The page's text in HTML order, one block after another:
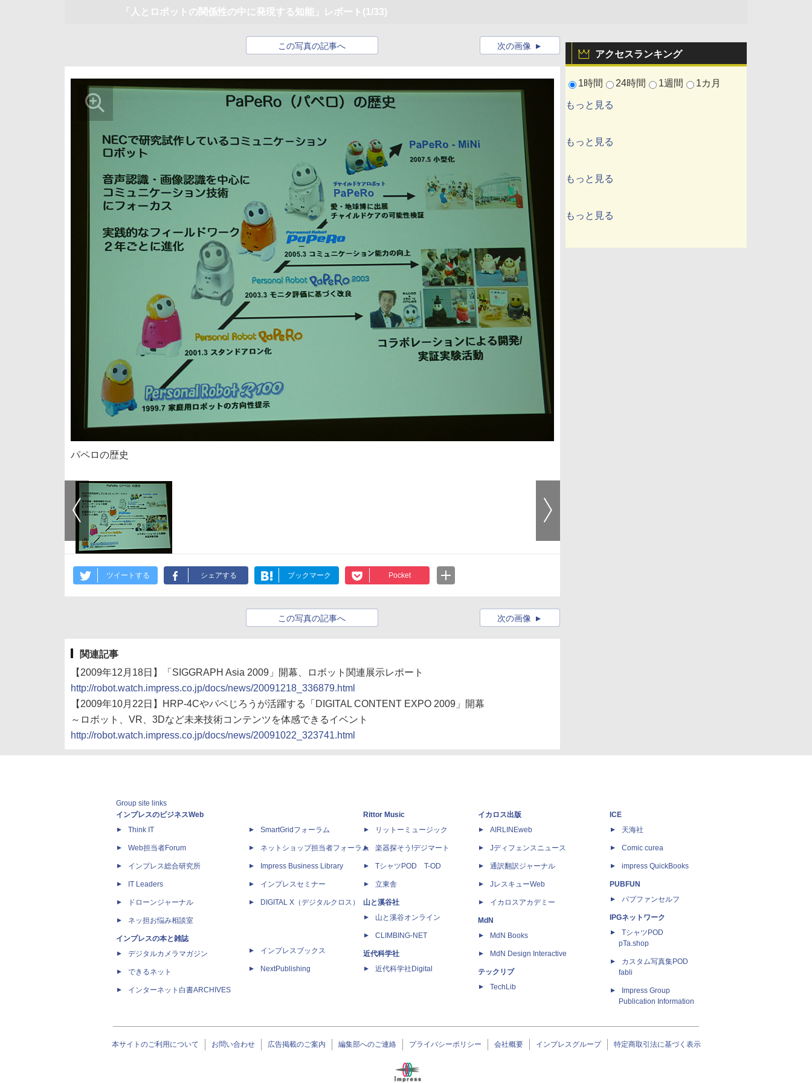
「人とロボットの関係性の中に発現する知能」レポート (1/33)
アクセスランキング
1時間 24時間 1週間 1カ月
もっと見る
もっと見る
もっと見る
もっと見る
この写真の記事へ 次の画像
パペロの歴史
ツイートする シェアする ブックマーク Pocket
この写真の記事へ 次の画像
関連記事
【2009年12月18日】「SIGGRAPH Asia 2009」開幕、ロボット関連展示レポート
http://robot.watch.impress.co.jp/docs/news/20091218_336879.html
【2009年10月22日】HRP-4Cやパペじろうが活躍する「DIGITAL CONTENT EXPO 2009」開幕
～ロボット、VR、3Dなど未来技術コンテンツを体感できるイベント
http://robot.watch.impress.co.jp/docs/news/20091022_323741.html
Group site links
インプレスのビジネスWeb
Think IT
Web担当者Forum
インプレス総合研究所
IT Leaders
ドローンジャーナル
ネッ担お悩み相談室
インプレスの本と雑誌
デジタルカメラマガジン
できるネット
インターネット白書ARCHIVES
SmartGridフォーラム
ネットショップ担当者フォーラム
Impress Business Library
インプレスセミナー
DIGITAL X（デジタルクロス）
インプレスブックス
NextPublishing
Rittor Music
リットーミュージック
楽器探そう!デジマート
TシャツPOD T-OD
立東舎
山と溪谷社
山と溪谷オンライン
CLIMBING-NET
近代科学社
近代科学社Digital
イカロス出版
AIRLINEweb
Jディフェンスニュース
通訳翻訳ジャーナル
JレスキューWeb
イカロスアカデミー
MdN
MdN Books
MdN Design Interactive
テックリブ
TechLib
ICE
天海社
Comic curea
impress QuickBooks
PUBFUN
パブファンセルフ
IPGネットワーク
TシャツPOD
pTa.shop
カスタム写真集POD
fabli
Impress Group
Publication Information
本サイトのご利用について お問い合わせ 広告掲載のご案内 編集部へのご連絡 プライバシーポリシー 会社概要 インプレスグループ 特定商取引法に基づく表示